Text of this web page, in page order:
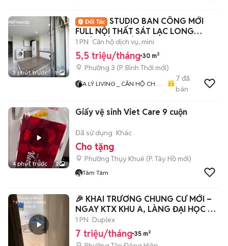
3 phút trước 11
STUDIO BAN CÔNG MỚI
FULL NỘI THẤT SÁT LẠC LONG
QUÂN KÊNH TÂN HÓA Q11Q
1 PN Căn hộ dịch vụ, mini
5,5 triệu/tháng 30 m²
Phường 3 (P. Bình Thới mới)
A LÝ LIVING _ CĂN HỘ CHO
CHUNG CƯ - NHÀ Ở
7 đã
bán
4 phút trước 2
Giấy vệ sinh Viet Care 9 cuộn
Đã sử dụng Khác
Cho tặng
Phường Thụy Khuê (P. Tây Hồ mới)
Tâm Tâm
🎉 KHAI TRƯƠNG CHUNG CƯ MỚI –
NGAY KTX KHU A, LÀNG ĐẠI HỌC 🎉
📍 Tân Lập
1 PN Duplex
7 triệu/tháng 35 m²